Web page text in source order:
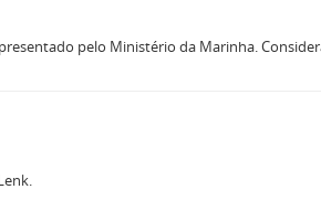
pelo Ministério da Marinha.